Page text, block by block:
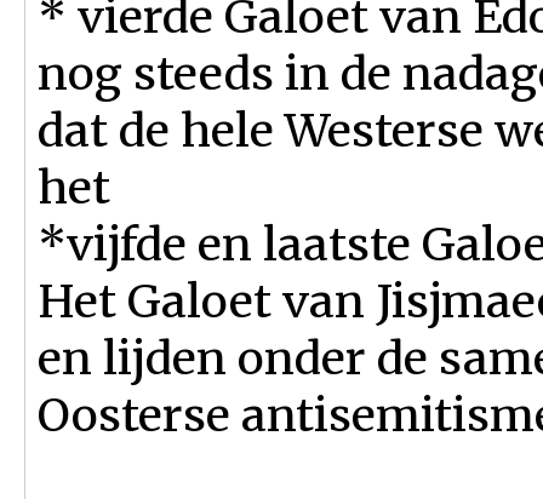
* vierde Galoet van
nog steeds in de
dat de hele Westerse
het
*vijfde en laatste
Het Galoet van
en lijden onder de
Oosterse